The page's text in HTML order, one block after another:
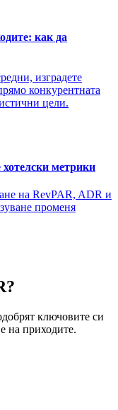
как да
изградете
конкурентната
цели.
метрики
на RevPAR, ADR и
променя
ключовите си
на приходите.